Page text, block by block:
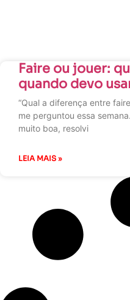
Faire ou jouer:
quando devo
“Qual a diferença entre
me perguntou essa
muito boa, resolvi
LEIA MAIS »